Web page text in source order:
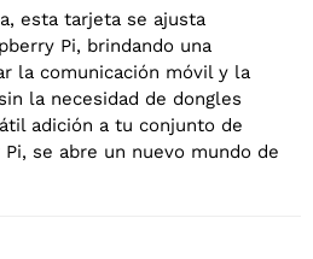
esta tarjeta se ajusta
Pi, brindando una
la comunicación móvil y la
la necesidad de dongles
adición a tu conjunto de
se abre un nuevo mundo de